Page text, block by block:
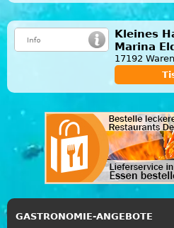
Kleines
Marina
17192
GASTRONOMIE-ANGEBOTE